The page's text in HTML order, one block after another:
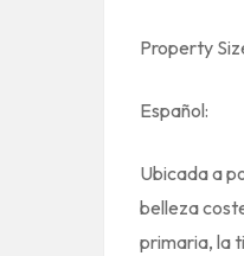
Property
Español:
Ubicada a
belleza
primaria, la